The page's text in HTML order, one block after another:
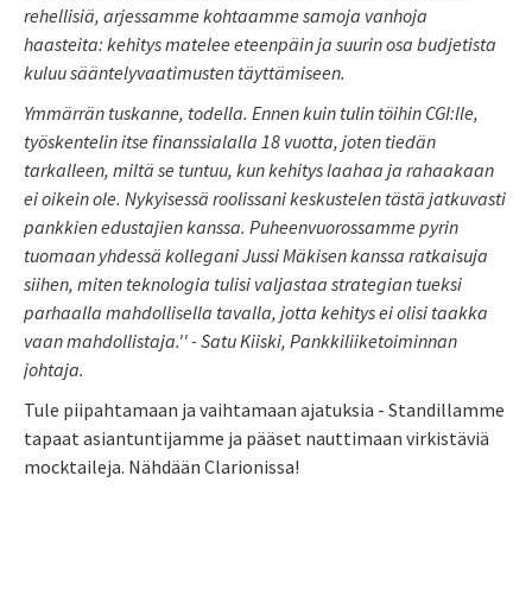
rehellisiä, arjessamme kohtaamme samoja vanhoja
haasteita: kehitys matelee eteenpäin ja suurin osa budjetista
kuluu sääntelyvaatimusten täyttämiseen.
Ymmärrän tuskanne, todella. Ennen kuin tulin töihin CGI:lle,
työskentelin itse finanssialalla 18 vuotta, joten tiedän
tarkalleen, miltä se tuntuu, kun kehitys laahaa ja rahaakaan
ei oikein ole. Nykyisessä roolissani keskustelen tästä jatkuvasti
pankkien edustajien kanssa. Puheenvuorossamme pyrin
tuomaan yhdessä kollegani Jussi Mäkisen kanssa ratkaisuja
siihen, miten teknologia tulisi valjastaa strategian tueksi
parhaalla mahdollisella tavalla, jotta kehitys ei olisi taakka
vaan mahdollistaja.'' - Satu Kiiski, Pankkiliiketoiminnan
johtaja.
Tule piipahtamaan ja vaihtamaan ajatuksia - Standillamme
tapaat asiantuntijamme ja pääset nauttimaan virkistäviä
mocktaileja. Nähdään Clarionissa!